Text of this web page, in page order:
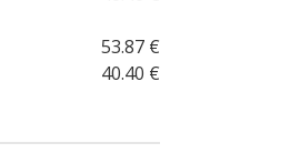
53.87 €
40.40 €